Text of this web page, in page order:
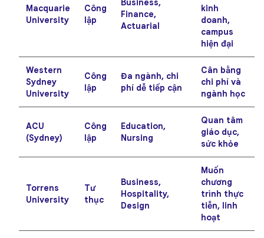
Macquarie
University
Công
lập
Business,
Finance,
Actuarial
kinh
doanh,
campus
hiện đại
Western
Sydney
University
Công
lập
Đa ngành, chi
phí dễ tiếp cận
Cân bằng
chi phí và
ngành học
ACU
(Sydney)
Công
lập
Education,
Nursing
Quan tâm
giáo dục,
sức khỏe
Torrens
University
Tư
thục
Business,
Hospitality,
Design
Muốn
chương
trình thực
tiễn, linh
hoạt